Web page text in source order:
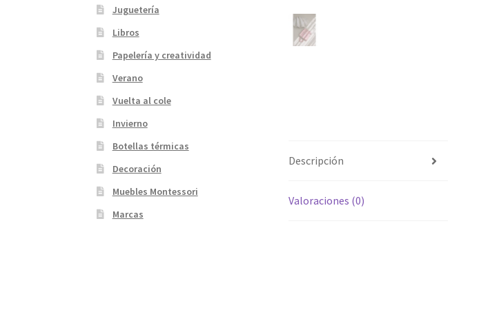
Descripción
Valoraciones (0)
Juguetería
Libros
Papelería y creatividad
Verano
Vuelta al cole
Invierno
Botellas térmicas
Decoración
Muebles Montessori
Marcas